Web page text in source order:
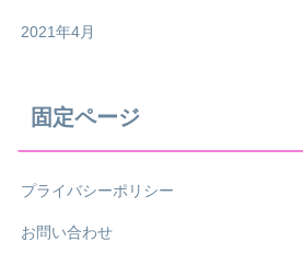
2021年4月
固定ページ
プライバシーポリシー
お問い合わせ